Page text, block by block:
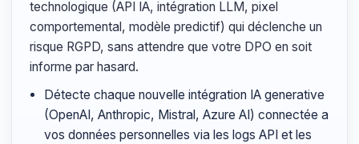
technologique (API IA, intégration LLM, pixel
comportemental, modèle predictif) qui déclenche un
risque RGPD, sans attendre que votre DPO en soit
informe par hasard.
Détecte chaque nouvelle intégration IA generative
(OpenAI, Anthropic, Mistral, Azure AI) connectée a
vos données personnelles via les logs API et les